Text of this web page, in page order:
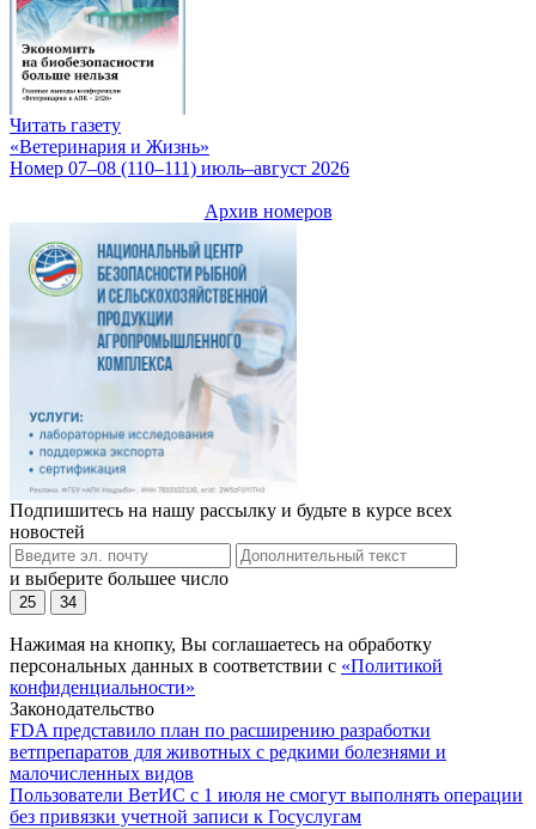
Читать газету
«Ветеринария и Жизнь»
Номер 07–08 (110–111) июль–август 2026
Архив номеров
Подпишитесь на нашу рассылку и будьте в курсе всех
новостей
и выберите большее число
25 34
Нажимая на кнопку, Вы соглашаетесь на обработку
персональных данных в соответствии с «Политикой
конфиденциальности»
Законодательство
FDA представило план по расширению разработки
ветпрепаратов для животных с редкими болезнями и
малочисленных видов
Пользователи ВетИС с 1 июля не смогут выполнять операции
без привязки учетной записи к Госуслугам